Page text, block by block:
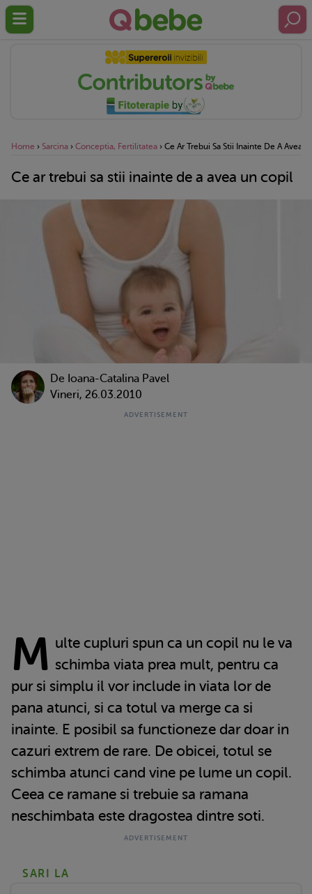
Home › Sarcina › Conceptia, Fertilitatea › Ce Ar Trebui Sa Stii Inainte De A Avea
Ce ar trebui sa stii inainte de a avea un copil
De Ioana-Catalina Pavel
Vineri, 26.03.2010
M ulte cupluri spun ca un copil nu le va
schimba viata prea mult, pentru ca
pur si simplu il vor include in viata lor de
pana atunci, si ca totul va merge ca si
inainte. E posibil sa functioneze dar doar in
cazuri extrem de rare. De obicei, totul se
schimba atunci cand vine pe lume un copil.
Ceea ce ramane si trebuie sa ramana
neschimbata este dragostea dintre soti.
SARI LA